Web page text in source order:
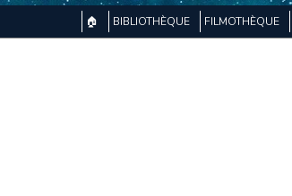
🏠 BIBLIOTHÈQUE FILMOTHÈQUE